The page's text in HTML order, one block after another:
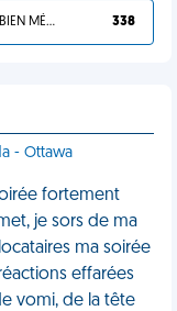
TU L'AS BIEN MÉRITÉ 338
- Ottawa
fortement
je sors de ma
ma soirée
effarées
vomi, de la tête